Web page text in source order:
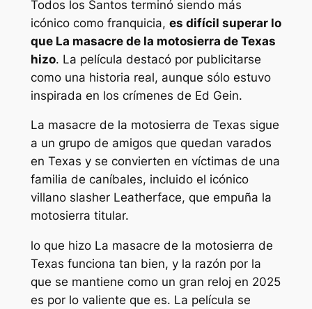
Todos los Santos terminó siendo más
icónico como franquicia, es difícil superar lo
que La masacre de la motosierra de Texas
hizo. La película destacó por publicitarse
como una historia real, aunque sólo estuvo
inspirada en los crímenes de Ed Gein.
La masacre de la motosierra de Texas sigue
a un grupo de amigos que quedan varados
en Texas y se convierten en víctimas de una
familia de caníbales, incluido el icónico
villano slasher Leatherface, que empuña la
motosierra titular.
lo que hizo La masacre de la motosierra de
Texas funciona tan bien, y la razón por la
que se mantiene como un gran reloj en 2025
es por lo valiente que es. La película se